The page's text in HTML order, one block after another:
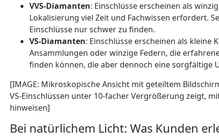
VVS-Diamanten: Einschlüsse erscheinen als
Lokalisierung viel Zeit und Fachwissen erfordert.
Einschlüsse nur schwer zu finden.
VS-Diamanten: Einschlüsse erscheinen als kleine
Ansammlungen oder winzige Federn, die
finden können, die aber dennoch eine sorgfältige
[IMAGE: Mikroskopische Ansicht mit geteiltem
VS-Einschlüssen unter 10-facher Vergrößerung zeigt,
hinweisen]
Bei natürlichem Licht: Was Kunden